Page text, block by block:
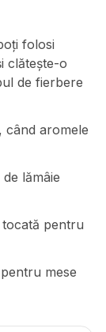
folosi
clătește-o
de fierbere
când aromele
lămâie
pentru
mese